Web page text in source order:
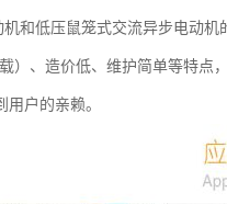
和低压鼠笼式交流异步电动
）、造价低、维护简单等特点
户的亲赖。